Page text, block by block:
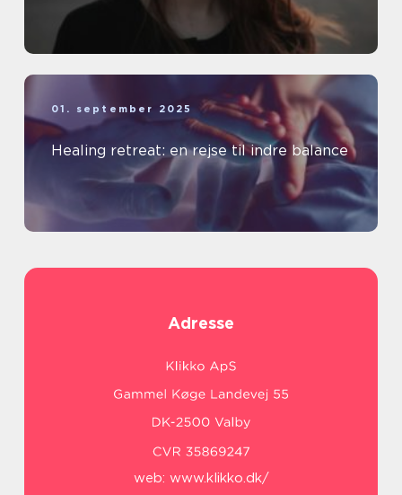
01. september 2025
Healing retreat: en rejse til indre balance
Adresse
web: www.klikko.dk/